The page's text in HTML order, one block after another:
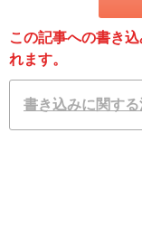
この記事への書き
れます。
書き込みに関する